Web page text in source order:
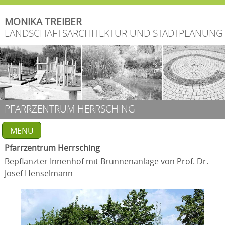
MONIKA TREIBER
LANDSCHAFTSARCHITEKTUR UND STADTPLANUNG
PFARRZENTRUM HERRSCHING
MENU
Pfarrzentrum Herrsching
Bepflanzter Innenhof mit Brunnenanlage von Prof. Dr.
Josef Henselmann